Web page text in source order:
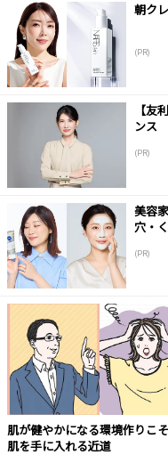
朝ク
(PR)
【友
ンス
(PR)
美容
穴・
(PR)
肌が健やかになる環境作りこ
肌を手に入れる近道